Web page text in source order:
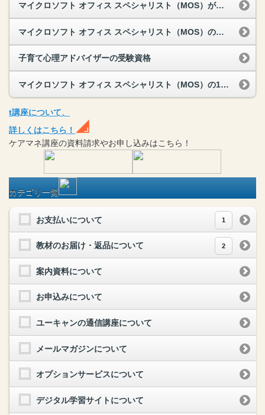
マイクロソフト オフィス スペシャリスト（MOS）が対応するOfficeのバージョンは？
マイクロソフト オフィス スペシャリスト（MOS）の試験日程
子育て心理アドバイザーの受験資格
マイクロソフト オフィス スペシャリスト（MOS）の1日あたりの学習時間
t講座について、
詳しくはこちら！
ケアマネ講座の資料請求やお申し込みはこちら！
カテゴリ一覧
お支払いについて 1
教材のお届け・返品について 2
案内資料について
お申込みについて
ユーキャンの通信講座について
メールマガジンについて
オプションサービスについて
デジタル学習サイトについて